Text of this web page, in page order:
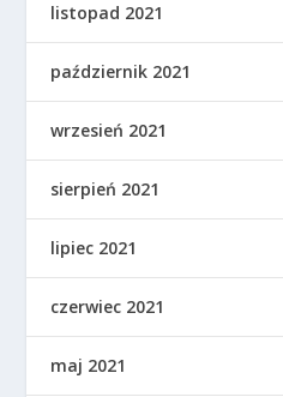
listopad 2021
październik 2021
wrzesień 2021
sierpień 2021
lipiec 2021
czerwiec 2021
maj 2021